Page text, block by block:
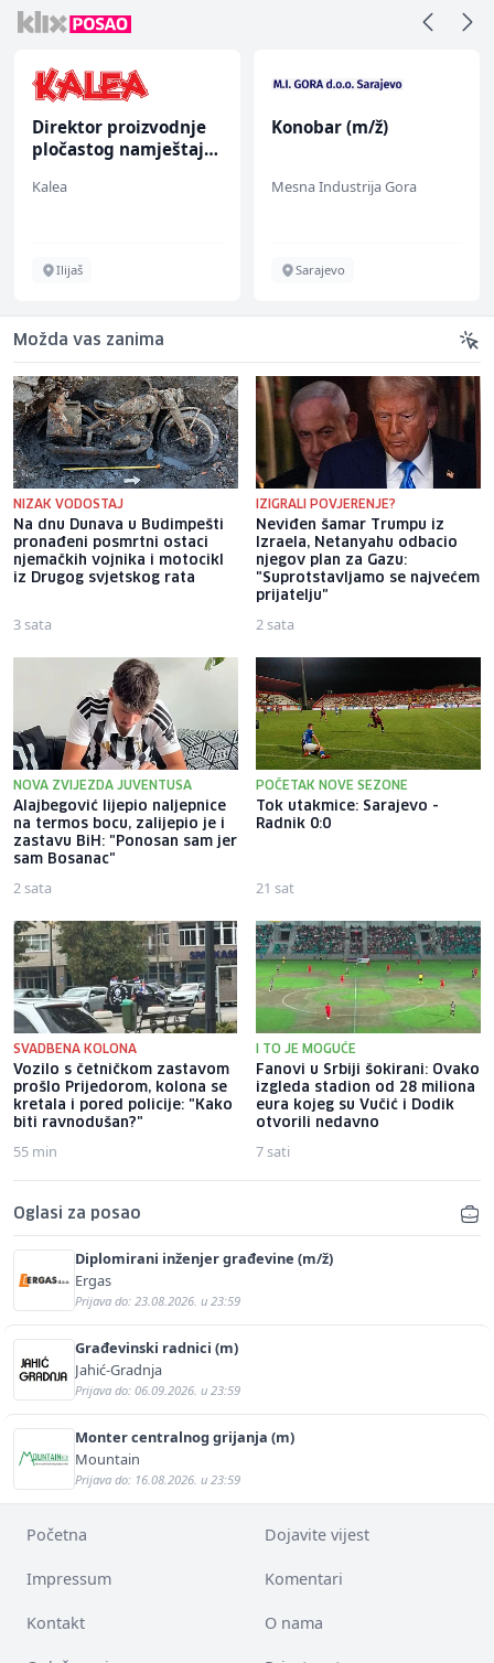
Direktor proizvodnje
pločastog namještaja
Kalea
Ilijaš
Konobar (m/ž)
Mesna Industrija Gora
Sarajevo
Možda vas zanima
NIZAK VODOSTAJ
Na dnu Dunava u Budimpešti
pronađeni posmrtni ostaci
njemačkih vojnika i motocikl
iz Drugog svjetskog rata
3 sata
IZIGRALI POVJERENJE?
Neviđen šamar Trumpu iz
Izraela, Netanyahu odbacio
njegov plan za Gazu:
"Suprotstavljamo se najvećem
prijatelju"
2 sata
NOVA ZVIJEZDA JUVENTUSA
Alajbegović lijepio naljepnice
na termos bocu, zalijepio je i
zastavu BiH: "Ponosan sam jer
sam Bosanac"
2 sata
POČETAK NOVE SEZONE
Tok utakmice: Sarajevo -
Radnik 0:0
21 sat
SVADBENA KOLONA
Vozilo s četničkom zastavom
prošlo Prijedorom, kolona se
kretala i pored policije: "Kako
biti ravnodušan?"
55 min
I TO JE MOGUĆE
Fanovi u Srbiji šokirani: Ovako
izgleda stadion od 28 miliona
eura kojeg su Vučić i Dodik
otvorili nedavno
7 sati
Oglasi za posao
Diplomirani inženjer građevine (m/ž)
Ergas
Prijava do: 23.08.2026. u 23:59
Građevinski radnici (m)
Jahić-Gradnja
Prijava do: 06.09.2026. u 23:59
Monter centralnog grijanja (m)
Mountain
Prijava do: 16.08.2026. u 23:59
Početna Dojavite vijest
Impressum Komentari
Kontakt O nama